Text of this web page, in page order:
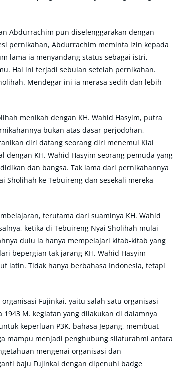
Abdurrachim pun diselenggarakan dengan
pernikahan, Abdurrachim meminta izin kepada
lama ia menyandang status sebagai istri,
Hal ini terjadi sebulan setelah pernikahan.
Mendegar ini ia merasa sedih dan lebih
menikah dengan KH. Wahid Hasyim, putra
bukan atas dasar perjodohan,
diri datang seorang diri menemui Kiai
dengan KH. Wahid Hasyim seorang pemuda yang
dan bangsa. Tak lama dari pernikahannya
Sholihah ke Tebuireng dan sesekali mereka
terutama dari suaminya KH. Wahid
ketika di Tebuireng Nyai Sholihah mulai
dulu ia hanya mempelajari kitab-kitab yang
bepergian tak jarang KH. Wahid Hasyim
latin. Tidak hanya berbahasa Indonesia, tetapi
Fujinkai, yaitu salah satu organisasi
M. kegiatan yang dilakukan di dalamnya
keperluan P3K, bahasa Jepang, membuat
mampu menjadi penghubung silaturahmi antara
mengenai organisasi dan
baju Fujinkai dengan dipenuhi badge